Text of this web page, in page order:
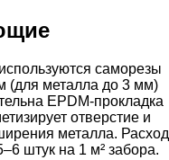
саморезы
(для металла до 3 мм)
EPDM-прокладка
отверстие и
металла. Расход
штук на 1 м² забора.